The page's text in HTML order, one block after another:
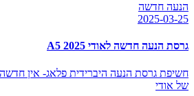
הנעה חדשה
2025-03-25
גרסת הנעה חדשה לאודי A5 2025
חשיפת גרסת הנעה היברידית פלאג- אין חדשה
של אודי